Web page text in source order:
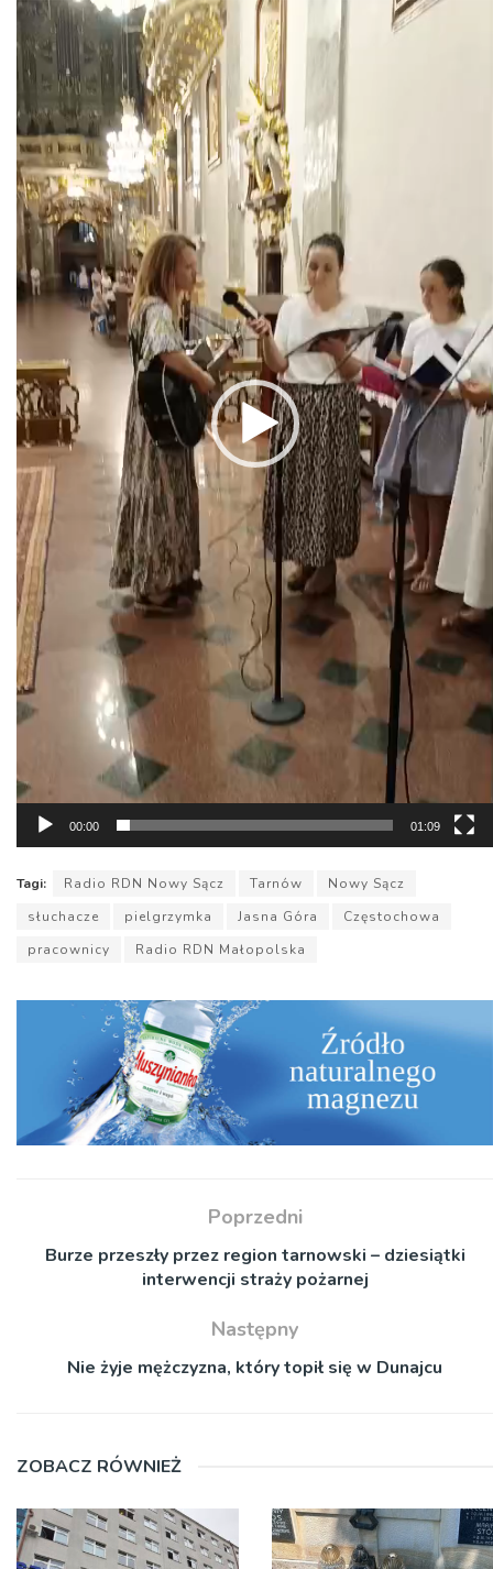
Odtwarzacz
video
00:00 01:09
Tagi: Radio RDN Nowy Sącz Tarnów
Nowy Sącz
słuchacze
pielgrzymka Jasna Góra
Częstochowa
pracownicy
Radio RDN Małopolska
Poprzedni
Burze przeszły przez region tarnowski – dziesiątki
interwencji straży pożarnej
Następny
Nie żyje mężczyzna, który topił się w Dunajcu
ZOBACZ RÓWNIEŻ